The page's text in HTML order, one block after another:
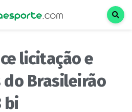
licitação e
Brasileirão
bi